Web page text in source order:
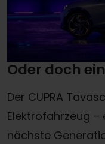
Oder doch
Der CUPRA
Elektrofahrzeug –
nächste